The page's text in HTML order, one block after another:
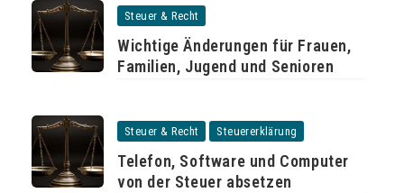
Steuer & Recht
Wichtige Änderungen für Frauen,
Familien, Jugend und Senioren
Steuer & Recht Steuererklärung
Telefon, Software und Computer
von der Steuer absetzen